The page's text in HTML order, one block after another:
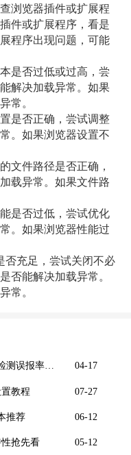
浏览器插件或扩展程
件或扩展程序，看是
程序出现问题，可能
是否过低或过高，尝
解决加载异常。如果
常。
是否正确，尝试调整
。如果浏览器设置不
文件路径是否正确，
载异常。如果文件路
是否过低，尝试优化
。如果浏览器性能过
否充足，尝试关闭不必
否能解决加载异常。
常。
Google Chrome v167内存诊断：泄漏检测误报率＜0.1% 04-17
教程 07-27
推荐 06-12
性抢先看 05-12